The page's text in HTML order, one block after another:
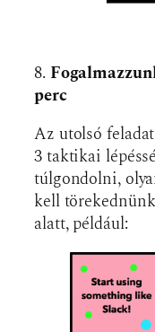
8.
perc
Az utolsó
3 taktikai
túlgondolni,
kell
alatt, például: